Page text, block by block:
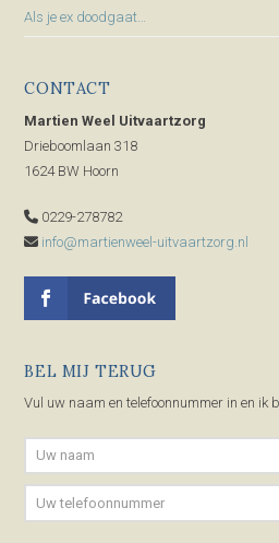
Als je ex doodgaat…
CONTACT
Martien Weel Uitvaartzorg
Drieboomlaan 318
1624 BW Hoorn
0229-278782
info@martienweel-uitvaartzorg.nl
BEL MIJ TERUG
Vul uw naam en telefoonnummer in en ik